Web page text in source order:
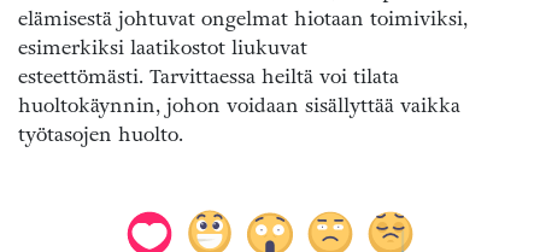
elämisestä johtuvat ongelmat hiotaan toimiviksi,
esimerkiksi laatikostot liukuvat
esteettömästi. Tarvittaessa heiltä voi tilata
huoltokäynnin, johon voidaan sisällyttää vaikka
työtasojen huolto.